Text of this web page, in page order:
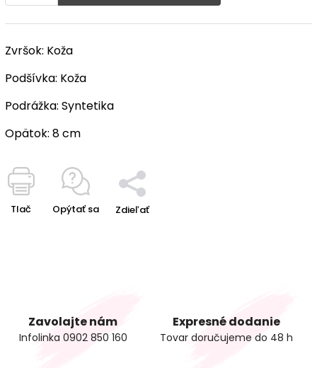
Zvršok: Koža
Podšívka: Koža
Podrážka: Syntetika
Opätok: 8 cm
Tlač Opýtať sa Zdieľať
Zavolajte nám
Infolinka 0902 850 160
Expresné dodanie
Tovar doručujeme do 48 h